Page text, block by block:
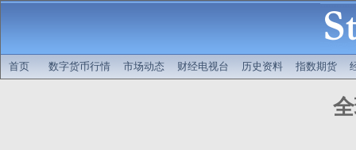
首页 数字货币行情 市场动态 财经电视台 历史资料 指数期货